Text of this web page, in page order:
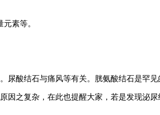
素等。
结石与痛风等有关。胱氨酸结石是罕见
因之复杂，在此也提醒大家，若是发现泌